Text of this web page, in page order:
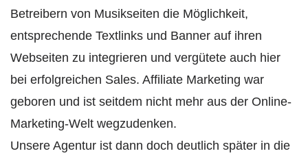
Betreibern von Musikseiten die Möglichkeit,
entsprechende Textlinks und Banner auf ihren
Webseiten zu integrieren und vergütete auch hier
bei erfolgreichen Sales. Affiliate Marketing war
geboren und ist seitdem nicht mehr aus der Online-
Marketing-Welt wegzudenken.
Unsere Agentur ist dann doch deutlich später in die